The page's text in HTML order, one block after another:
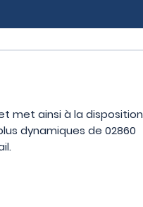
met ainsi à la disposition
dynamiques de 02860